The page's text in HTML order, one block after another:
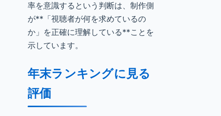
率を意識するという判断は、制作側
が**「視聴者が何を求めているの
か」を正確に理解している**ことを
示しています。
年末ランキングに見る
評価